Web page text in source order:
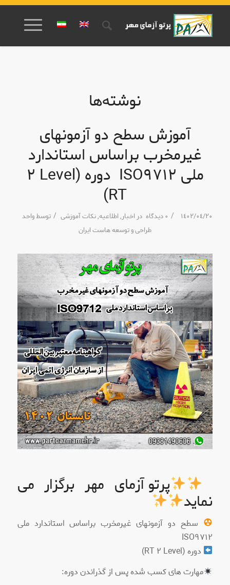
نوشته‌ها
آموزش سطح دو آزمونهای
غیرمخرب براساس استاندارد
ملی ISO٩٧١٢ دوره (Level ٢
RT)
١٤٠٢/٠٤/٢٠ / ٠ دیدگاه در اخبار,اطلاعیه,نکات آموزشی / توسطواحد
طراحی و توسعه هاست ایران
پرتو آزمای مهر برگزار می
نماید
سطح دو آزمونهای غیرمخرب براساس استاندارد ملی
ISO٩٧١٢
دوره (Level ٢ RT)
مهارت های کسب شده پس از گذراندن دوره: